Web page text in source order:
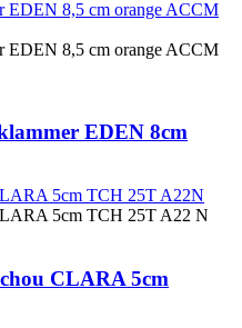
EDEN 8cm
CLARA 5cm